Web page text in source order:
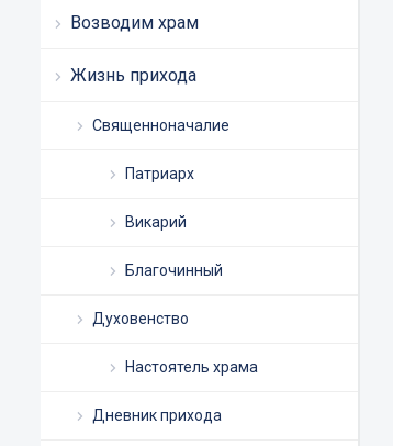
Возводим храм
Жизнь прихода
Священноначалие
Патриарх
Викарий
Благочинный
Духовенство
Настоятель храма
Дневник прихода